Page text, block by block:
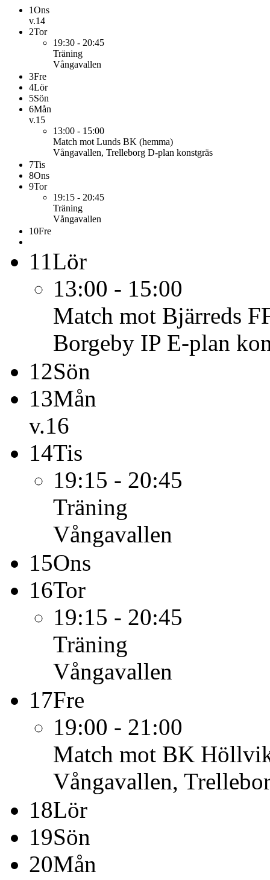
1Ons
v.14
2Tor
19:30 - 20:45
Träning
Vångavallen
3Fre
4Lör
5Sön
6Mån
v.15
13:00 - 15:00
Match mot Lunds BK (hemma)
Vångavallen, Trelleborg D-plan konstgräs
7Tis
8Ons
9Tor
19:15 - 20:45
Träning
Vångavallen
10Fre
11Lör
13:00 - 15:00
Match mot Bjärreds
Borgeby IP E-plan
12Sön
13Mån
v.16
14Tis
19:15 - 20:45
Träning
Vångavallen
15Ons
16Tor
19:15 - 20:45
Träning
Vångavallen
17Fre
19:00 - 21:00
Match mot BK
Vångavallen,
18Lör
19Sön
20Mån